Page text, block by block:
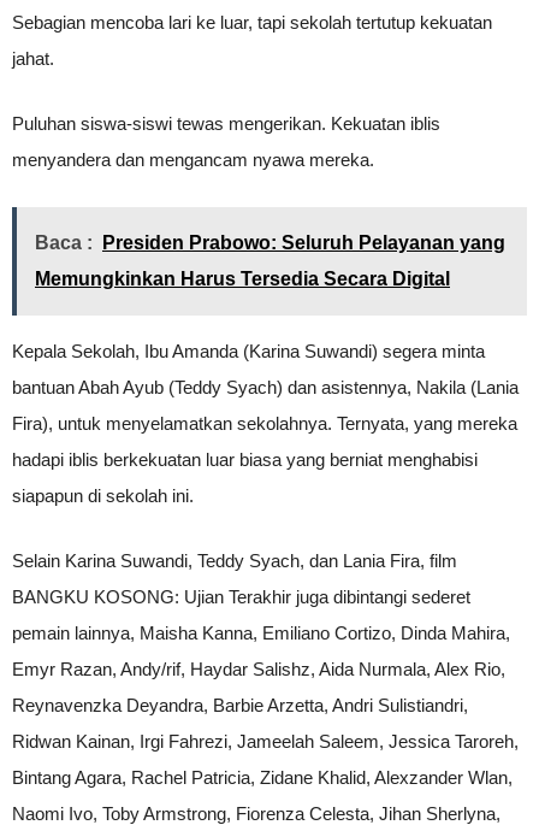
Sebagian mencoba lari ke luar, tapi sekolah tertutup kekuatan
jahat.
Puluhan siswa-siswi tewas mengerikan. Kekuatan iblis
menyandera dan mengancam nyawa mereka.
Baca :
Presiden Prabowo: Seluruh Pelayanan yang
Memungkinkan Harus Tersedia Secara Digital
Kepala Sekolah, Ibu Amanda (Karina Suwandi) segera minta
bantuan Abah Ayub (Teddy Syach) dan asistennya, Nakila (Lania
Fira), untuk menyelamatkan sekolahnya. Ternyata, yang mereka
hadapi iblis berkekuatan luar biasa yang berniat menghabisi
siapapun di sekolah ini.
Selain Karina Suwandi, Teddy Syach, dan Lania Fira, film
BANGKU KOSONG: Ujian Terakhir juga dibintangi sederet
pemain lainnya, Maisha Kanna, Emiliano Cortizo, Dinda Mahira,
Emyr Razan, Andy/rif, Haydar Salishz, Aida Nurmala, Alex Rio,
Reynavenzka Deyandra, Barbie Arzetta, Andri Sulistiandri,
Ridwan Kainan, Irgi Fahrezi, Jameelah Saleem, Jessica Taroreh,
Bintang Agara, Rachel Patricia, Zidane Khalid, Alexzander Wlan,
Naomi Ivo, Toby Armstrong, Fiorenza Celesta, Jihan Sherlyna,